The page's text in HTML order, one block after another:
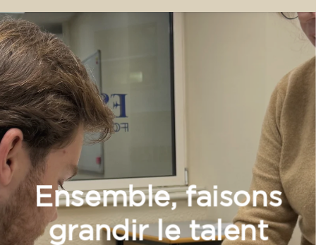
Ensemble, faisons
grandir le talent